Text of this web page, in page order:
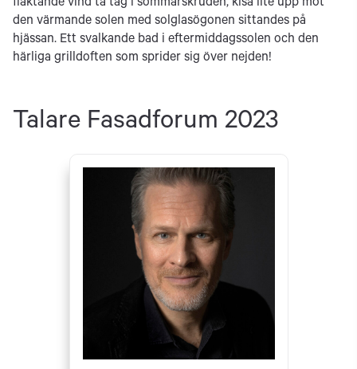
fläktande vind ta tag i sommarskruden, kisa lite upp mot
den värmande solen med solglasögonen sittandes på
hjässan. Ett svalkande bad i eftermiddagssolen och den
härliga grilldoften som sprider sig över nejden!
Talare Fasadforum 2023